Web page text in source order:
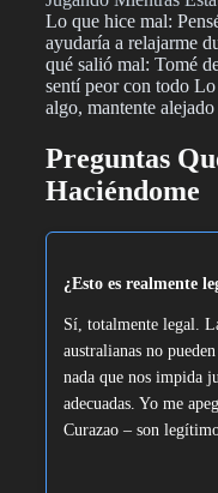
Lo que hice mal:
ayudaría a relajarme
qué salió mal: Tomé
sentí peor con todo
algo, mantente
Preguntas
Haciéndome
¿Esto es realmente
Sí, totalmente legal.
australianas no
nada que nos impida
adecuadas. Yo me
Curazao – son